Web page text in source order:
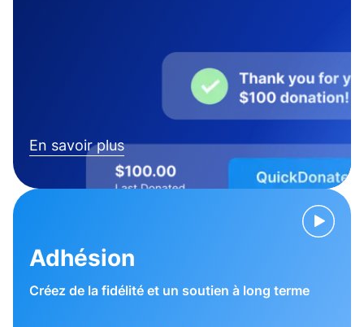
En savoir plus
Adhésion
Créez de la fidélité et un soutien à long terme